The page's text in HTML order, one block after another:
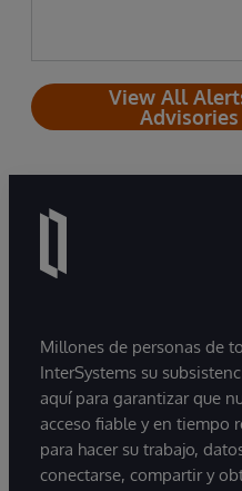
View All
Advisories
Millones de personas de
InterSystems su
aquí para garantizar que
acceso fiable y en tiempo
para hacer su trabajo,
conectarse, compartir y